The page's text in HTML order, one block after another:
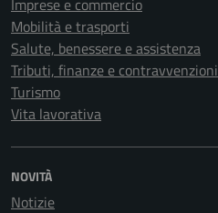
Imprese e commercio
Mobilità e trasporti
Salute, benessere e assistenza
Tributi, finanze e contravvenzioni
Turismo
Vita lavorativa
NOVITÀ
Notizie